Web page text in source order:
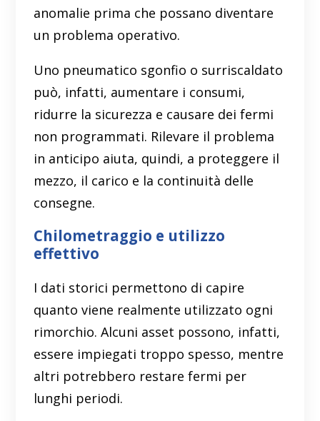
anomalie prima che possano diventare
un problema operativo.
Uno pneumatico sgonfio o surriscaldato
può, infatti, aumentare i consumi,
ridurre la sicurezza e causare dei fermi
non programmati. Rilevare il problema
in anticipo aiuta, quindi, a proteggere il
mezzo, il carico e la continuità delle
consegne.
Chilometraggio e utilizzo
effettivo
I dati storici permettono di capire
quanto viene realmente utilizzato ogni
rimorchio. Alcuni asset possono, infatti,
essere impiegati troppo spesso, mentre
altri potrebbero restare fermi per
lunghi periodi.